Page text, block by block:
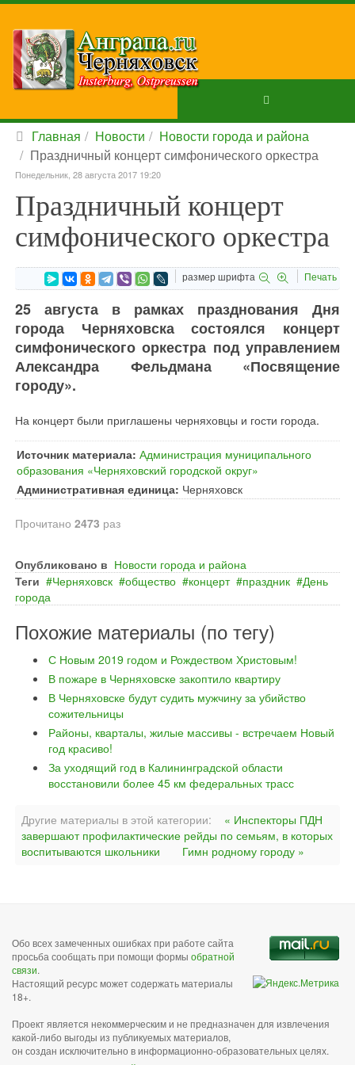
Главная Новости
Новости города и района
Праздничный концерт симфонического оркестра
Понедельник, 28 августа 2017 19:20
Праздничный концерт
симфонического оркестра
размер шрифта Печать
25 августа в рамках празднования Дня
города Черняховска состоялся концерт
симфонического оркестра под управлением
Александра Фельдмана «Посвящение
городу».
На концерт были приглашены черняховцы и гости города.
Источник материала: Администрация муниципального
образования «Черняховский городской округ»
Административная единица: Черняховск
Прочитано 2473 раз
Опубликовано в Новости города и района
Теги
Черняховск общество концерт праздник
День
города
Похожие материалы (по тегу)
С Новым 2019 годом и Рождеством Христовым!
В пожаре в Черняховске закоптило квартиру
В Черняховске будут судить мужчину за убийство
сожительницы
Районы, кварталы, жилые массивы - встречаем Новый
год красиво!
За уходящий год в Калининградской области
восстановили более 45 км федеральных трасс
Другие материалы в этой категории:
« Инспекторы ПДН
завершают профилактические рейды по семьям, в которых
воспитываются школьники
Гимн родному городу »
Обо всех замеченных ошибках при работе сайта
просьба сообщать при помощи формы обратной
связи.
Настоящий ресурс может содержать материалы
18+.
Проект является некоммерческим и не предназначен для извлечения
какой-либо выгоды из публикуемых материалов,
он создан исключительно в информационно-образовательных целях.